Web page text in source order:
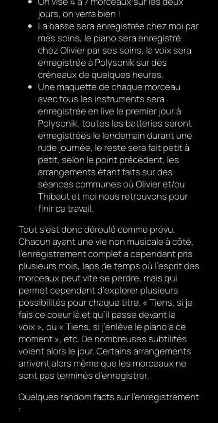
jours, on verra bien !
La basse sera enregistrée chez moi par
mes soins, le piano sera enregistré
chez Olivier par ses soins, la voix sera
enregistrée à Polysonik sur des
créneaux de quelques heures.
Une maquette de chaque morceau
avec tous les instruments sera
enregistrée en live le premier jour à
Polysonik, toutes les batteries seront
enregistrées le lendemain durant une
rude journée, le reste sera fait petit à
petit, selon le point précédent, les
arrangements étant faits sur des
séances communes où Olivier et/ou
Thibaut et moi nous retrouvons pour
finir ce travail.
Tout s’est donc déroulé comme prévu.
Chacun ayant une vie non musicale à côté,
l’enregistrement complet a cependant pris
plusieurs mois, laps de temps où l’esprit des
morceaux peut vite se perdre, mais qui
permet cependant d’explorer plusieurs
possibilités pour chaque titre. « Tiens, si je
fais ce coeur là et qu’il passe devant la
voix », ou « Tiens, si j’enlève le piano à ce
moment », etc. De nombreuses subtilités
voient alors le jour. Certains arrangements
arrivent alors même que les morceaux ne
sont pas terminés d’enregistrer.
Quelques random facts sur l’enregistrement
: